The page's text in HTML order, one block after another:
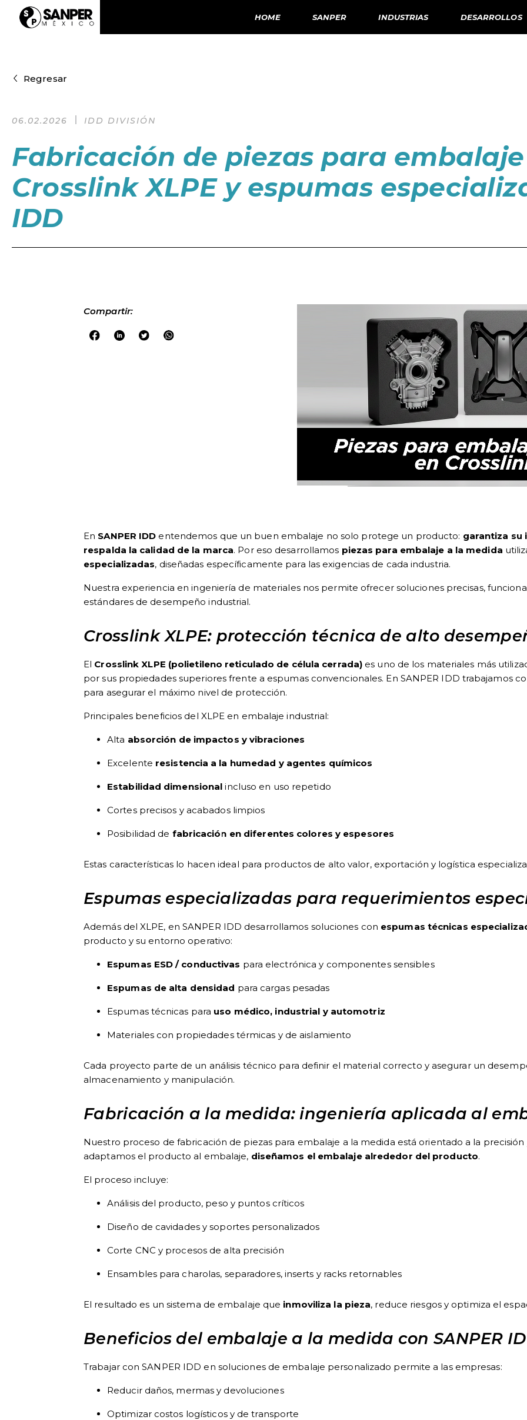
HOME SANPER INDUSTRIAS DESARROLLOS
Regresar
06.02.2026 IDD DIVISIÓN
Fabricación de piezas para
Crosslink XLPE y espumas
IDD
Compartir:
En SANPER IDD entendemos que un buen embalaje no solo protege un producto: garantiza su
respalda la calidad de la marca. Por eso desarrollamos piezas para embalaje a la medida
especializadas, diseñadas específicamente para las exigencias de cada industria.
Nuestra experiencia en ingeniería de materiales nos permite ofrecer soluciones precisas,
estándares de desempeño industrial.
Crosslink XLPE: protección técnica de alto
El Crosslink XLPE (polietileno reticulado de célula cerrada) es uno de los materiales más
por sus propiedades superiores frente a espumas convencionales. En SANPER IDD trabajamos
para asegurar el máximo nivel de protección.
Principales beneficios del XLPE en embalaje industrial:
Alta absorción de impactos y vibraciones
Excelente resistencia a la humedad y agentes químicos
Estabilidad dimensional incluso en uso repetido
Cortes precisos y acabados limpios
Posibilidad de fabricación en diferentes colores y espesores
Estas características lo hacen ideal para productos de alto valor, exportación y logística
Espumas especializadas para requerimientos
Además del XLPE, en SANPER IDD desarrollamos soluciones con espumas técnicas
producto y su entorno operativo:
Espumas ESD / conductivas para electrónica y componentes sensibles
Espumas de alta densidad para cargas pesadas
Espumas técnicas para uso médico, industrial y automotriz
Materiales con propiedades térmicas y de aislamiento
Cada proyecto parte de un análisis técnico para definir el material correcto y asegurar un
almacenamiento y manipulación.
Fabricación a la medida: ingeniería aplicada al
Nuestro proceso de fabricación de piezas para embalaje a la medida está orientado a la precisión
adaptamos el producto al embalaje, diseñamos el embalaje alrededor del producto.
El proceso incluye:
Análisis del producto, peso y puntos críticos
Diseño de cavidades y soportes personalizados
Corte CNC y procesos de alta precisión
Ensambles para charolas, separadores, inserts y racks retornables
El resultado es un sistema de embalaje que inmoviliza la pieza, reduce riesgos y optimiza el
Beneficios del embalaje a la medida con SANPER
Trabajar con SANPER IDD en soluciones de embalaje personalizado permite a las empresas:
Reducir daños, mermas y devoluciones
Optimizar costos logísticos y de transporte